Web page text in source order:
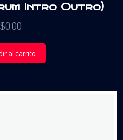
Intro Outro)
$0.00
al carrito